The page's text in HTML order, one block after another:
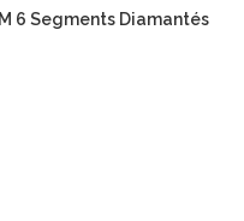
6 Segments Diamantés